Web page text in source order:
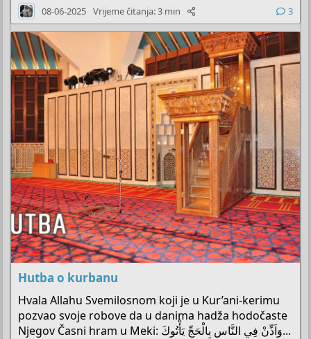
08-06-2025 Vrijeme čitanja: 3 min 3
Hutba o kurbanu
Hvala Allahu Svemilosnom koji je u Kur’ani-kerimu
pozvao svoje robove da u danima hadža hodočaste
Njegov Časni hram u Meki: وَاَذِّنْ فِي النَّاسِ بِالْحَجِّ يَأْتُوكَ...